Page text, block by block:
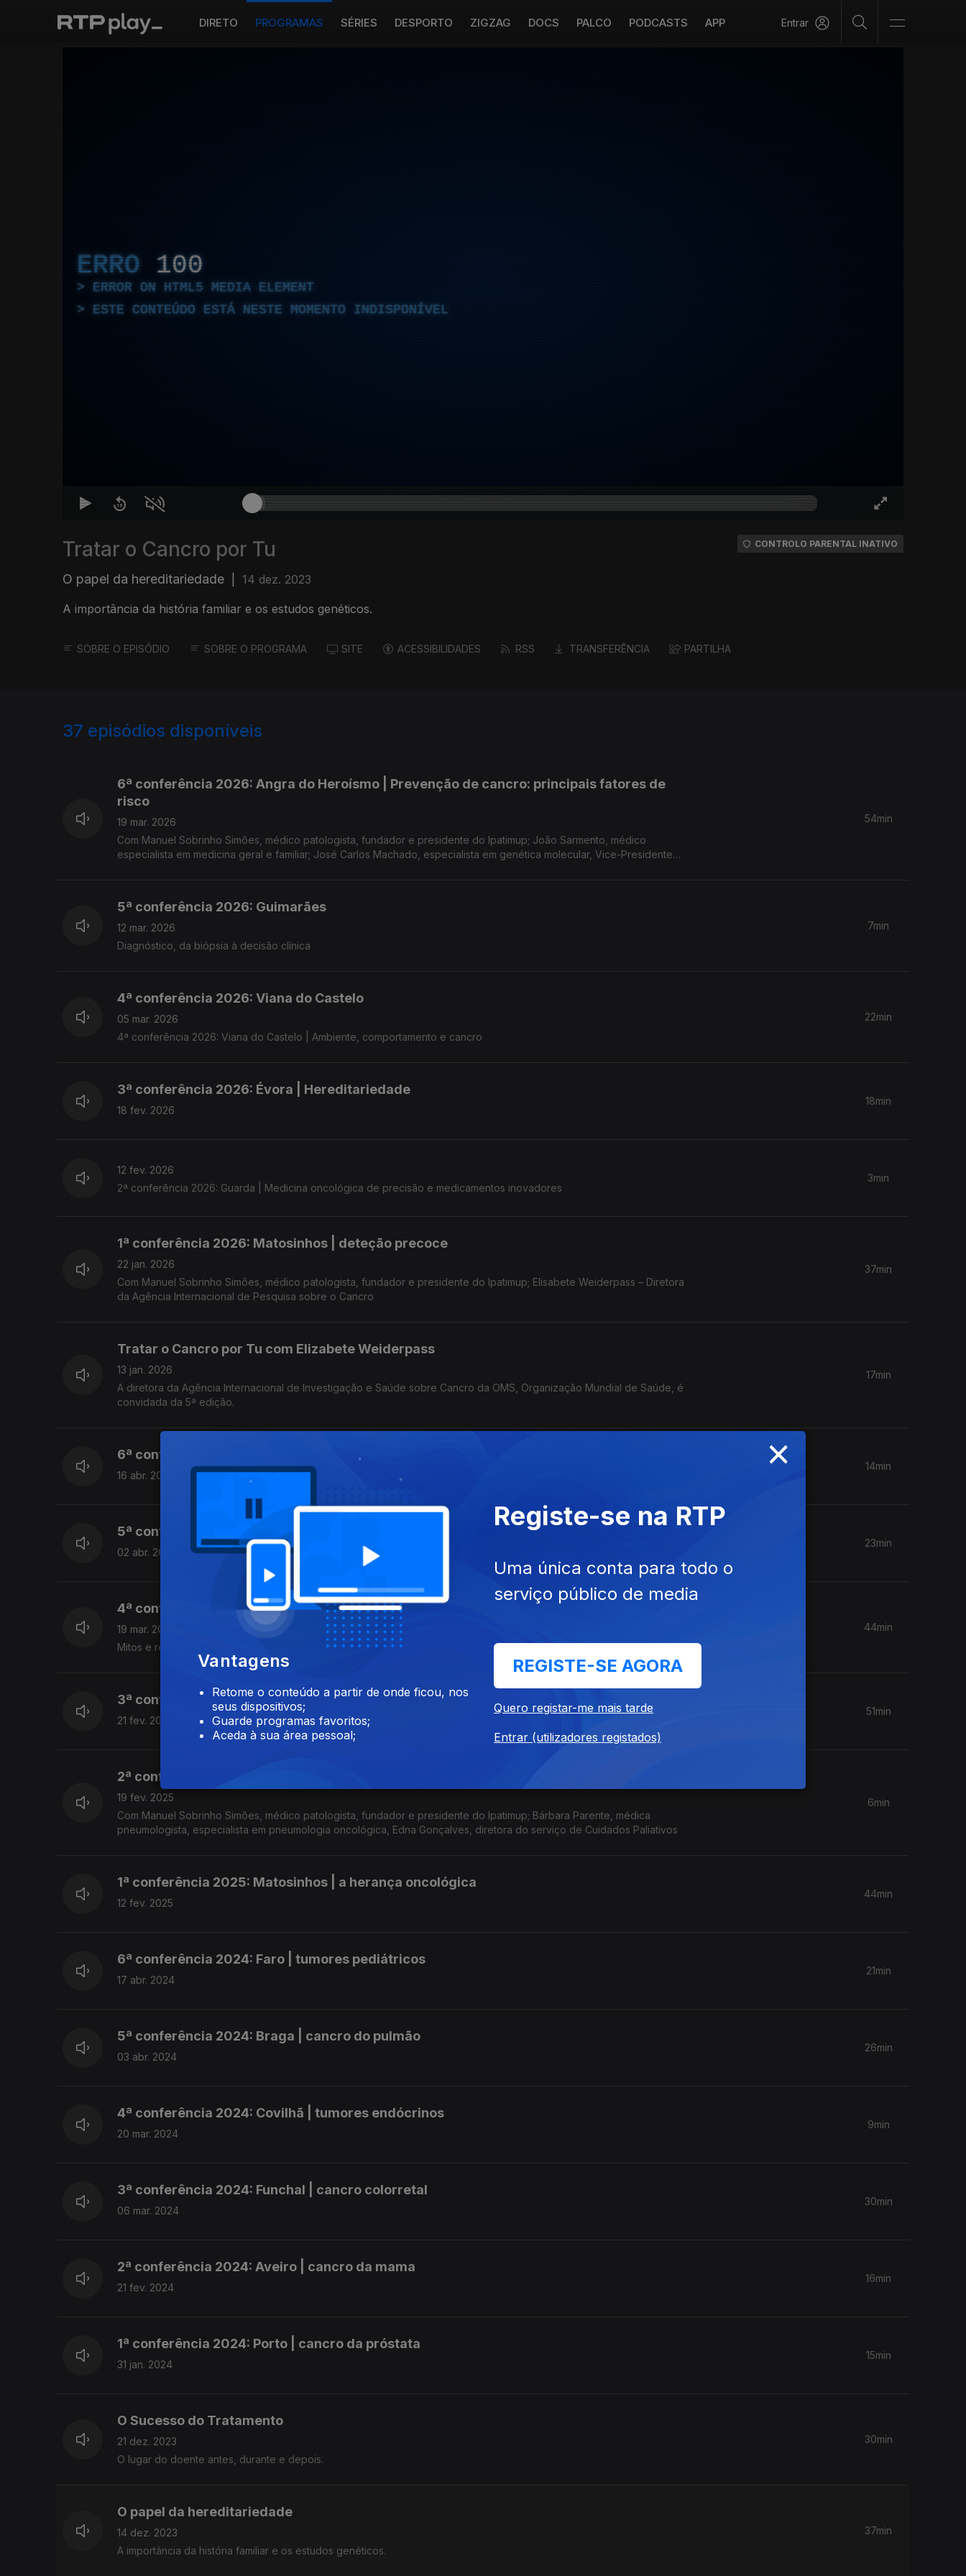
DIRETO PROGRAMAS SÉRIES DESPORTO ZIGZAG DOCS PALCO PODCASTS APP Entrar
ERRO 100
ERROR ON HTML5 MEDIA ELEMENT
ESTE CONTEÚDO ESTÁ NESTE MOMENTO INDISPONÍVEL
Tratar o Cancro por Tu
O papel da hereditariedade 14 dez. 2023
A importância da história familiar e os estudos genéticos.
CONTROLO PARENTAL INATIVO
SOBRE O EPISÓDIO SOBRE O PROGRAMA SITE ACESSIBILIDADES RSS TRANSFERÊNCIA PARTILHA
37 episódios disponíveis
6ª conferência 2026: Angra do Heroísmo | Prevenção de cancro: principais fatores de
risco
19 mar. 2026
Com Manuel Sobrinho Simões, médico patologista, fundador e presidente do Ipatimup; João Sarmento, médico
especialista em medicina geral e familiar; José Carlos Machado, especialista em genética molecular, Vice-Presidente
54min
5ª conferência 2026: Guimarães
12 mar. 2026
Diagnóstico, da biópsia à decisão clínica
7min
4ª conferência 2026: Viana do Castelo
05 mar. 2026
4ª conferência 2026: Viana do Castelo | Ambiente, comportamento e cancro
22min
3ª conferência 2026: Évora | Hereditariedade
18 fev. 2026
18min
12 fev. 2026
2ª conferência 2026: Guarda | Medicina oncológica de precisão e medicamentos inovadores
3min
1ª conferência 2026: Matosinhos | deteção precoce
22 jan. 2026
Com Manuel Sobrinho Simões, médico patologista, fundador e presidente do Ipatimup; Elisabete Weiderpass – Diretora
da Agência Internacional de Pesquisa sobre o Cancro
37min
Tratar o Cancro por Tu com Elizabete Weiderpass
13 jan. 2026
A diretora da Agência Internacional de Investigação e Saúde sobre Cancro da OMS, Organização Mundial de Saúde, é
convidada da 5ª edição.
17min
6ª conferência 2025: Ponta Delgada | prevenção e deteção precoce
16 abr. 2025
14min
5ª conferência 2025: Viseu | Medicina oncológica de precisão
02 abr. 2025
23min
4ª conferência 2025: Setúbal | Cancro, alimentação e nutrição
19 mar. 2025
Mitos e realidades
44min
3ª conferência 2025: Bragança | Cancro e riscos ambientais
21 fev. 2025
51min
2ª conferência 2025: Aveiro | A Vida Após o Cancro
19 fev. 2025
Com Manuel Sobrinho Simões, médico patologista, fundador e presidente do Ipatimup; Bárbara Parente, médica
pneumologista, especialista em pneumologia oncológica, Edna Gonçalves, diretora do serviço de Cuidados Paliativos
6min
1ª conferência 2025: Matosinhos | a herança oncológica
12 fev. 2025
44min
6ª conferência 2024: Faro | tumores pediátricos
17 abr. 2024
21min
5ª conferência 2024: Braga | cancro do pulmão
03 abr. 2024
26min
4ª conferência 2024: Covilhã | tumores endócrinos
20 mar. 2024
9min
3ª conferência 2024: Funchal | cancro colorretal
06 mar. 2024
30min
2ª conferência 2024: Aveiro | cancro da mama
21 fev. 2024
16min
1ª conferência 2024: Porto | cancro da próstata
31 jan. 2024
15min
O Sucesso do Tratamento
21 dez. 2023
O lugar do doente antes, durante e depois.
30min
O papel da hereditariedade
14 dez. 2023
A importância da história familiar e os estudos genéticos.
37min
×
Vantagens
Retome o conteúdo a partir de onde ficou, nos
seus dispositivos;
Guarde programas favoritos;
Aceda à sua área pessoal;
Registe-se na RTP
Uma única conta para todo o
serviço público de media
REGISTE-SE AGORA
Quero registar-me mais tarde
Entrar (utilizadores registados)